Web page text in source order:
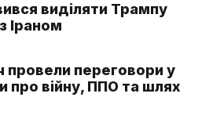
виділяти Трампу
Іраном
провели переговори у
про війну, ППО та шлях